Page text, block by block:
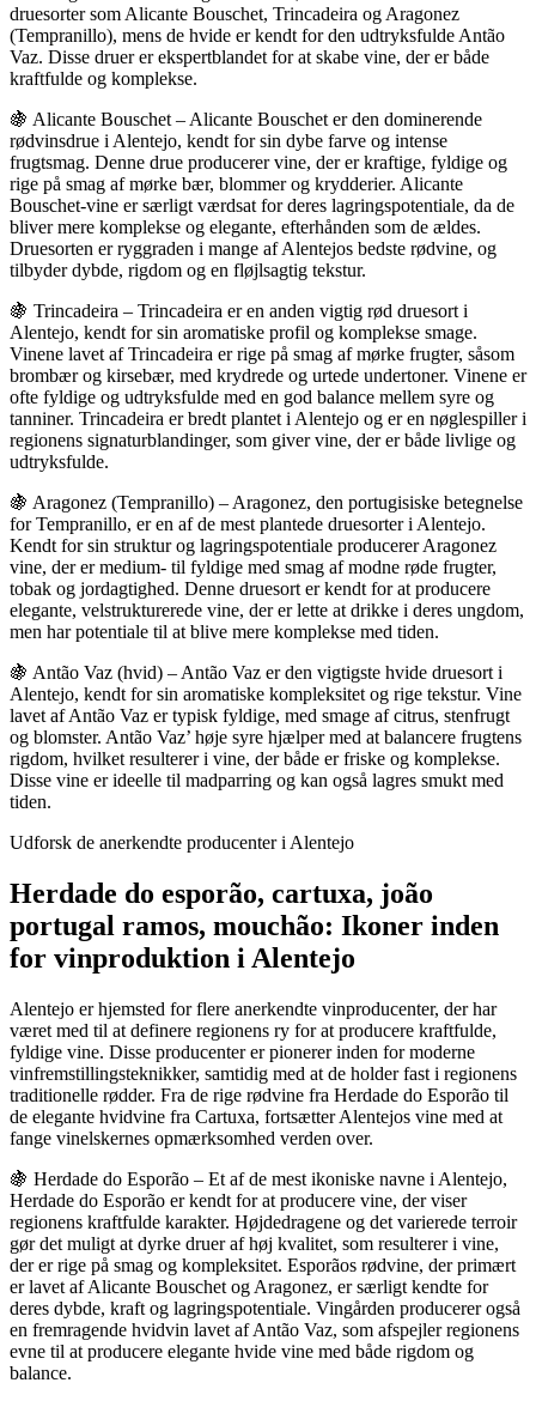
druesorter som Alicante Bouschet, Trincadeira og Aragonez
(Tempranillo), mens de hvide er kendt for den udtryksfulde Antão
Vaz. Disse druer er ekspertblandet for at skabe vine, der er både
kraftfulde og komplekse.
🍇 Alicante Bouschet – Alicante Bouschet er den dominerende
rødvinsdrue i Alentejo, kendt for sin dybe farve og intense
frugtsmag. Denne drue producerer vine, der er kraftige, fyldige og
rige på smag af mørke bær, blommer og krydderier. Alicante
Bouschet-vine er særligt værdsat for deres lagringspotentiale, da de
bliver mere komplekse og elegante, efterhånden som de ældes.
Druesorten er ryggraden i mange af Alentejos bedste rødvine, og
tilbyder dybde, rigdom og en fløjlsagtig tekstur.
🍇 Trincadeira – Trincadeira er en anden vigtig rød druesort i
Alentejo, kendt for sin aromatiske profil og komplekse smage.
Vinene lavet af Trincadeira er rige på smag af mørke frugter, såsom
brombær og kirsebær, med krydrede og urtede undertoner. Vinene er
ofte fyldige og udtryksfulde med en god balance mellem syre og
tanniner. Trincadeira er bredt plantet i Alentejo og er en nøglespiller i
regionens signaturblandinger, som giver vine, der er både livlige og
udtryksfulde.
🍇 Aragonez (Tempranillo) – Aragonez, den portugisiske betegnelse
for Tempranillo, er en af de mest plantede druesorter i Alentejo.
Kendt for sin struktur og lagringspotentiale producerer Aragonez
vine, der er medium- til fyldige med smag af modne røde frugter,
tobak og jordagtighed. Denne druesort er kendt for at producere
elegante, velstrukturerede vine, der er lette at drikke i deres ungdom,
men har potentiale til at blive mere komplekse med tiden.
🍇 Antão Vaz (hvid) – Antão Vaz er den vigtigste hvide druesort i
Alentejo, kendt for sin aromatiske kompleksitet og rige tekstur. Vine
lavet af Antão Vaz er typisk fyldige, med smage af citrus, stenfrugt
og blomster. Antão Vaz’ høje syre hjælper med at balancere frugtens
rigdom, hvilket resulterer i vine, der både er friske og komplekse.
Disse vine er ideelle til madparring og kan også lagres smukt med
tiden.
Udforsk de anerkendte producenter i Alentejo
Herdade do esporão, cartuxa, joão
portugal ramos, mouchão: Ikoner inden
for vinproduktion i Alentejo
Alentejo er hjemsted for flere anerkendte vinproducenter, der har
været med til at definere regionens ry for at producere kraftfulde,
fyldige vine. Disse producenter er pionerer inden for moderne
vinfremstillingsteknikker, samtidig med at de holder fast i regionens
traditionelle rødder. Fra de rige rødvine fra Herdade do Esporão til
de elegante hvidvine fra Cartuxa, fortsætter Alentejos vine med at
fange vinelskernes opmærksomhed verden over.
🍇 Herdade do Esporão – Et af de mest ikoniske navne i Alentejo,
Herdade do Esporão er kendt for at producere vine, der viser
regionens kraftfulde karakter. Højdedragene og det varierede terroir
gør det muligt at dyrke druer af høj kvalitet, som resulterer i vine,
der er rige på smag og kompleksitet. Esporãos rødvine, der primært
er lavet af Alicante Bouschet og Aragonez, er særligt kendte for
deres dybde, kraft og lagringspotentiale. Vingården producerer også
en fremragende hvidvin lavet af Antão Vaz, som afspejler regionens
evne til at producere elegante hvide vine med både rigdom og
balance.